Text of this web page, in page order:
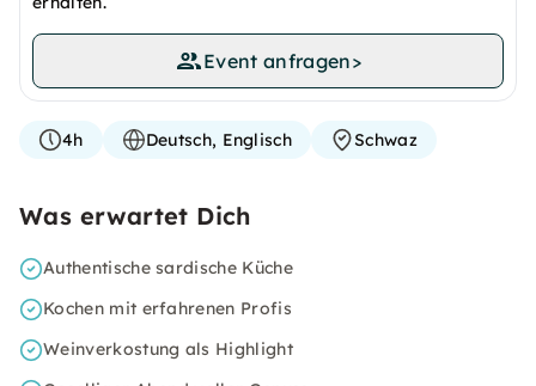
Event anfragen>
4h Deutsch, Englisch Schwaz
Was erwartet Dich
Authentische sardische Küche
Kochen mit erfahrenen Profis
Weinverkostung als Highlight